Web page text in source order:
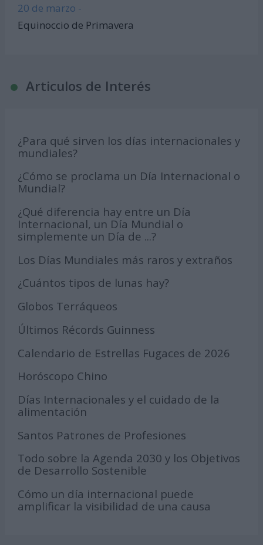
20 de marzo -
Equinoccio de Primavera
Articulos de Interés
¿Para qué sirven los días internacionales y
mundiales?
¿Cómo se proclama un Día Internacional o
Mundial?
¿Qué diferencia hay entre un Día
Internacional, un Día Mundial o
simplemente un Día de ...?
Los Días Mundiales más raros y extraños
¿Cuántos tipos de lunas hay?
Globos Terráqueos
Últimos Récords Guinness
Calendario de Estrellas Fugaces de 2026
Horóscopo Chino
Días Internacionales y el cuidado de la
alimentación
Santos Patrones de Profesiones
Todo sobre la Agenda 2030 y los Objetivos
de Desarrollo Sostenible
Cómo un día internacional puede
amplificar la visibilidad de una causa